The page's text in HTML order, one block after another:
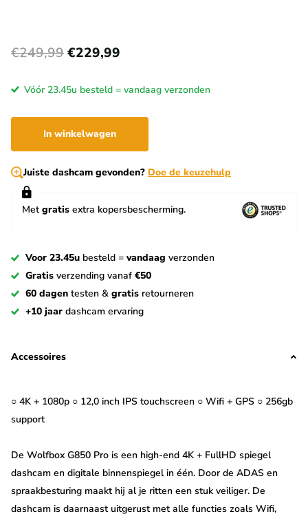
€249,99€229,99
Vóór 23.45u besteld = vandaag verzonden
In winkelwagen
Juiste dashcam gevonden? Doe de keuzehulp
Met gratis extra kopersbescherming.
Voor 23.45u besteld = vandaag verzonden
Gratis verzending vanaf €50
60 dagen testen & gratis retourneren
+10 jaar dashcam ervaring
Accessoires
○ 4K + 1080p ○ 12,0 inch IPS touchscreen ○ Wifi + GPS ○ 256gb
support
De Wolfbox G850 Pro is een high-end 4K + FullHD spiegel
dashcam en digitale binnenspiegel in één. Door de ADAS en
spraakbesturing maakt hij al je ritten een stuk veiliger. De
dashcam is daarnaast uitgerust met alle functies zoals Wifi,